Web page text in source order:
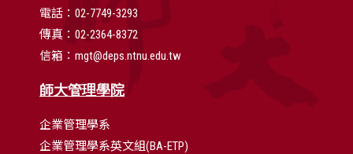
電話：02-7749-3293
傳真：02-2364-8372
信箱：mgt@deps.ntnu.edu.tw
師大管理學院
企業管理學系
企業管理學系英文組(BA-ETP)